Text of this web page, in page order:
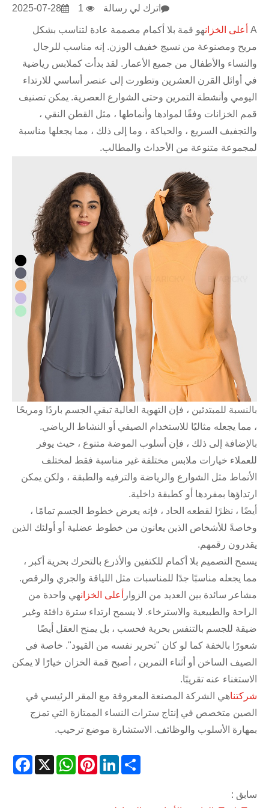
2025-07-28 1
بلا أكمام مصممة عادة لتناسب بشكل
نسيج خفيف الوزن. إنه مناسب للرجال
من جميع الأعمار. لقد بدأت كملابس رياضية
وتطورت إلى عنصر أساسي للارتداء
وحتى الشوارع العصرية. يمكن تصنيف
لموادها وأنماطها ، مثل القطن النقي ،
والحياكة ، وما إلى ذلك ، مما يجعلها مناسبة
الأحداث والمطالب.
فإن التهوية العالية تبقي الجسم باردًا ومريحًا
للاستخدام الصيفي أو النشاط الرياضي.
، فإن أسلوب الموضة متنوع ، حيث يوفر
مختلفة غير مناسبة فقط لمختلف
والرياضة والترفيه والطبقة ، ولكن يمكن
كطبقة داخلية.
الحاد ، فإنه يعرض خطوط الجسم تمامًا ،
يعانون من خطوط عضلية أو أولئك الذين
للكتفين والأذرع بالتحرك بحرية أكبر ،
للمناسبات مثل اللياقة والجري والرقص.
من الزوار أعلى الخزان هي واحدة من
لا يسمح ارتداء سترة دافئة وغير
بحرية فحسب ، بل يمنح العقل أيضًا
لو كان "تحرير نفسه من القيود". خاصة في
التمرين ، أصبح قمة الخزان خيارًا لا يمكن
المعروفة مع المقر الرئيسي في
سترات النساء الممتازة التي تمزج
الاستشارة موضع ترحيب.
Facebook X
WhatsApp